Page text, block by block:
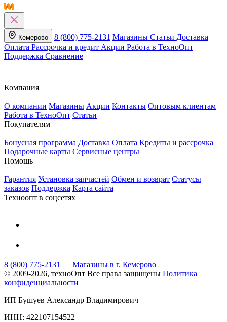
Кемерово 8 (800) 775-2131 Магазины Статьи Доставка
Оплата Рассрочка и кредит Акции Работа в ТехноОпт
Поддержка Сравнение
Компания
О компании Магазины Акции Контакты Оптовым клиентам
Работа в ТехноОпт Статьи
Покупателям
Бонусная программа Доставка Оплата Кредиты и рассрочка
Подарочные карты Сервисные центры
Помощь
Гарантия Установка запчастей Обмен и возврат Статусы
заказов Поддержка Карта сайта
Техноопт в соцсетях
8 (800) 775-2131
Магазины в г. Кемерово
© 2009-2026, техноОпт Все права защищены Политика
конфиденциальности
ИП Бушуев Александр Владимирович
ИНН: 422107154522